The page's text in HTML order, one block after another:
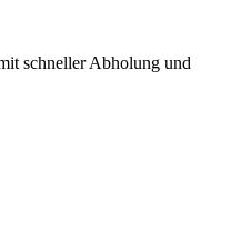
schneller Abholung und